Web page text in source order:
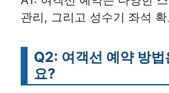
관리, 그리고 성수기 좌석
Q2: 여객선 예약 방
요?